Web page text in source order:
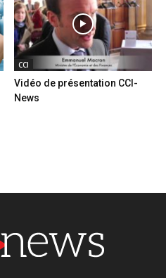
CCI
Vidéo de présentation CCI-
News